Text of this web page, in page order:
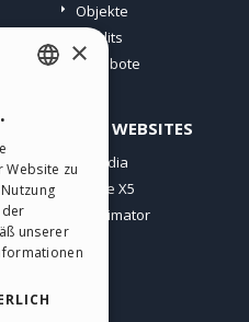
Objekte
Credits
Angebote
ANDERE WEBSITES
Incomedia
WebSite X5
WebAnimator
GERMAN
SPANISH
PORTUGUESE
×
Website zu
der
unserer